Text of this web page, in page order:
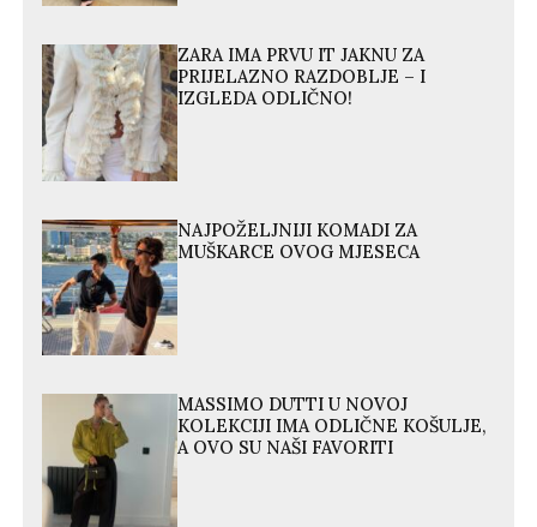
ZARA IMA PRVU IT JAKNU ZA
PRIJELAZNO RAZDOBLJE – I
IZGLEDA ODLIČNO!
NAJPOŽELJNIJI KOMADI ZA
MUŠKARCE OVOG MJESECA
MASSIMO DUTTI U NOVOJ
KOLEKCIJI IMA ODLIČNE KOŠULJE,
A OVO SU NAŠI FAVORITI